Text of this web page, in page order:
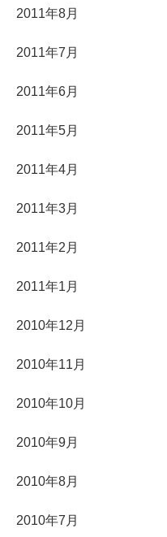
2011年8月
2011年7月
2011年6月
2011年5月
2011年4月
2011年3月
2011年2月
2011年1月
2010年12月
2010年11月
2010年10月
2010年9月
2010年8月
2010年7月